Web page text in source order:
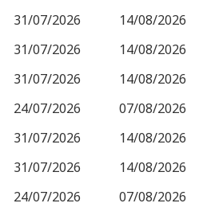
31/07/2026
14/08/2026
31/07/2026
14/08/2026
31/07/2026
14/08/2026
24/07/2026
07/08/2026
31/07/2026
14/08/2026
31/07/2026
14/08/2026
24/07/2026
07/08/2026